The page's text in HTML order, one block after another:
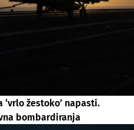
žestoko’ napasti.
bombardiranja